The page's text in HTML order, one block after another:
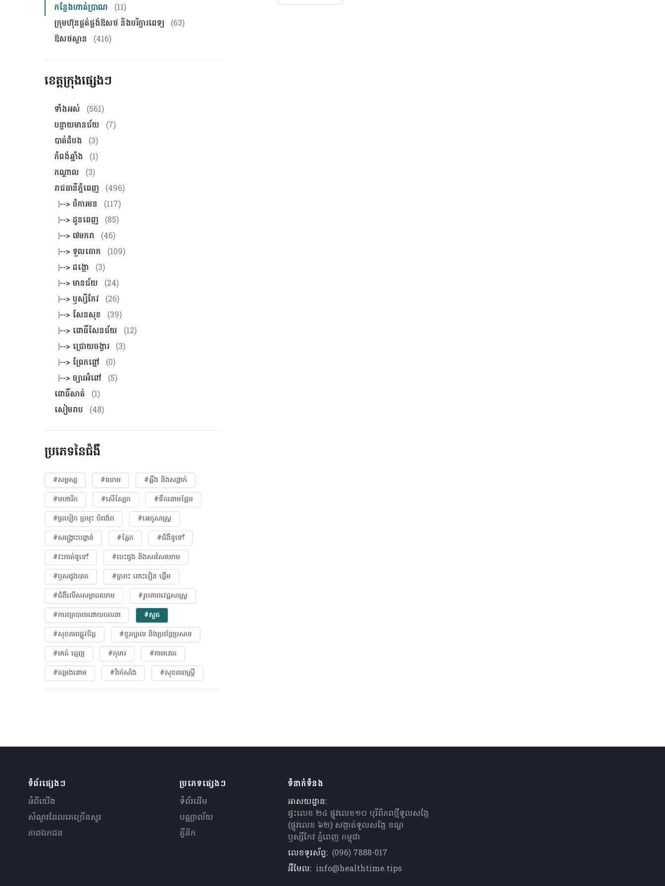
កន្លែងហាត់ប្រាណ
(11)
ក្រុមហ៊ុនផ្គត់ផ្គង់ឱសថ និងបរិក្ខារពេទ្យ (63)
ឱសថស្ថាន
(416)
ខេត្តក្រុងផ្សេងៗ
ទាំងអស់
(561)
បន្ទាយមានជ័យ
(7)
បាត់ដំបង
(3)
កំពង់ឆ្នាំង
(1)
កណ្ដាល
(3)
រាជធានីភ្នំពេញ
(496)
|--> ចំការមន
(117)
|--> ដូនពេញ
(85)
|--> ៧មករា
(46)
|--> ទួលគោក
(109)
|--> ដង្កោ
(3)
|--> មានជ័យ
(24)
|--> ឫស្សីកែវ
(26)
|--> សែនសុខ
(39)
|--> ពោធិ៍សែនជ័យ
(12)
|--> ជ្រោយចង្វារ (3)
|--> ព្រែកព្នៅ
(0)
|--> ច្បារអំពៅ
(5)
ពោធិ៍សាត់
(1)
សៀមរាប
(48)
ប្រភេទនៃជំងឺ
#សម្ផស្ស #ឈាម
#ឆ្អឹង និងសន្លាក់
#មហារីក​
#សើស្បែក
#ទឹកនោមផ្អែម
#ត្រចៀក ច្រមុះ បំពង់ក
#អេកូសាស្រ្ត
#សង្គ្រោះបន្ទាន់
#ភ្នែក​
#ជំងឺទូទៅ
#វះកាត់ទូទៅ
#បេះដូង​ និងសរសៃឈាម
#ឫសដូងបាត
#ក្រពះ ពោះវៀន ថ្លើម
#ជំងឺលើសសម្ពាធឈាម
#​រូបភាពវេជ្ជសាស្រ្ត
#ការព្យាបាលដោយ​ចលនា
#សួត
#សុខភាពផ្លូវចិត្ត
#ខួរក្បាល និងប្រព័ន្ធប្រសាទ
#មាត់ ធ្មេញ
#កុមារ
#កាមរោគ
#តម្រងនោម
#វ៉ាក់សាំង #សុខភាពស្រ្តី
ទំព័រផ្សេងៗ
អំពីយើង
សំណួរ​ដែលគេ​ច្រើន​សួរ
ភាពឯកជន
ប្រភេទផ្សេងៗ
ទំព័រដើម
បណ្ណាល័យ
គ្លីនិក
ទំនាក់ទំនង
អាសយដ្ឋាន:
ផ្ទះលេខ ២៤ ផ្លូវលេខ១០ បុរីពិភពថ្មីទួលសង្កែ
(ផ្លូវលេខ ៦២) សង្កាត់ទួលសង្កែ ខណ្ឌ
ឫស្សីកែវ ភ្នំពេញ កម្ពុជា
លេខទូរស័ព្ទ: (096) 7888-017
អ៊ីមែល: info@healthtime.tips